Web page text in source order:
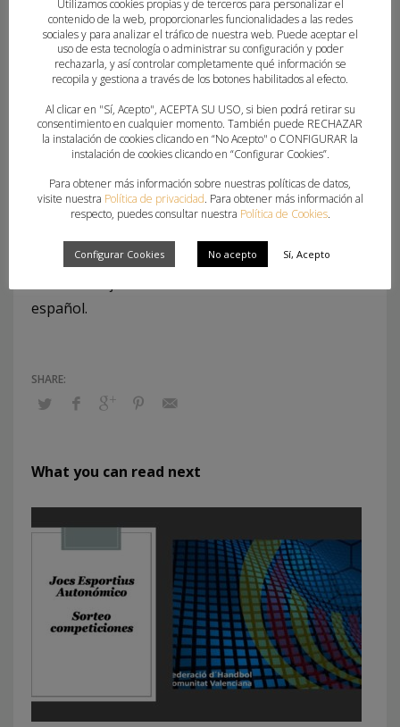
presente en la lucha por el campeonato.
La competición reunirá a los mejores equipos del
panorama nacional y se disputará entre el 27 y el
31 de mayo. Los dos primeros clasificados de cada
grupo accederán a las semifinales, manteniendo
intactas las opciones de luchar por las medallas.
Ahora, Agustinos ya conoce el desafío: una sede
seguir haciendo historia en una generación que
español.
What you can read next
Utilizamos cookies propias y de terceros para personalizar el
contenido de la web, proporcionarles funcionalidades a las redes
sociales y para analizar el tráfico de nuestra web. Puede aceptar el
uso de esta tecnología o administrar su configuración y poder
rechazarla, y así controlar completamente qué información se
recopila y gestiona a través de los botones habilitados al efecto.
Al clicar en "Sí, Acepto", ACEPTA SU USO, si bien podrá retirar su
consentimiento en cualquier momento. También puede RECHAZAR
la instalación de cookies clicando en “No Acepto" o CONFIGURAR la
instalación de cookies clicando en “Configurar Cookies”.
Para obtener más información sobre nuestras políticas de datos,
visite nuestra Política de privacidad. Para obtener más información al
respecto, puedes consultar nuestra Política de Cookies.
Configurar Cookies No acepto Sí, Acepto